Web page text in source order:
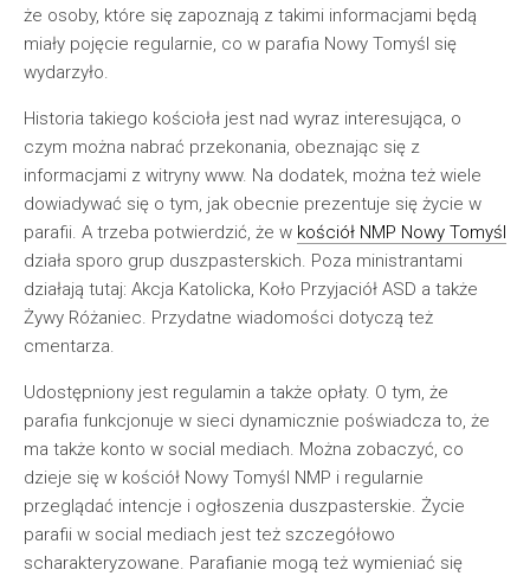
że osoby, które się zapoznają z takimi informacjami będą
miały pojęcie regularnie, co w parafia Nowy Tomyśl się
wydarzyło.
Historia takiego kościoła jest nad wyraz interesująca, o
czym można nabrać przekonania, obeznając się z
informacjami z witryny www. Na dodatek, można też wiele
dowiadywać się o tym, jak obecnie prezentuje się życie w
parafii. A trzeba potwierdzić, że w kościół NMP Nowy Tomyśl
działa sporo grup duszpasterskich. Poza ministrantami
działają tutaj: Akcja Katolicka, Koło Przyjaciół ASD a także
Żywy Różaniec. Przydatne wiadomości dotyczą też
cmentarza.
Udostępniony jest regulamin a także opłaty. O tym, że
parafia funkcjonuje w sieci dynamicznie poświadcza to, że
ma także konto w social mediach. Można zobaczyć, co
dzieje się w kościół Nowy Tomyśl NMP i regularnie
przeglądać intencje i ogłoszenia duszpasterskie. Życie
parafii w social mediach jest też szczegółowo
scharakteryzowane. Parafianie mogą też wymieniać się